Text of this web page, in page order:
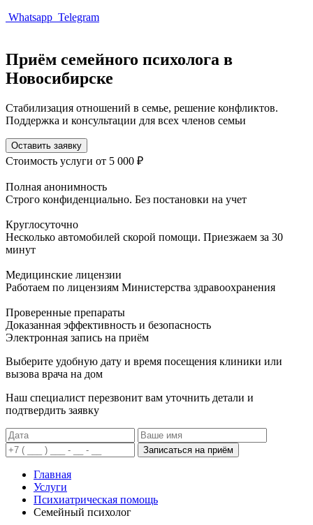
Whatsapp Telegram
Приём семейного психолога в
Новосибирске
Стабилизация отношений в семье, решение конфликтов.
Поддержка и консультации для всех членов семьи
Оставить заявку
Стоимость услуги от 5 000 ₽
Полная анонимность
Строго конфиденциально. Без постановки на учет
Круглосуточно
Несколько автомобилей скорой помощи. Приезжаем за 30
минут
Медицинские лицензии
Работаем по лицензиям Министерства здравоохранения
Проверенные препараты
Доказанная эффективность и безопасность
Электронная запись на приём
Выберите удобную дату и время посещения клиники или
вызова врача на дом
Наш специалист перезвонит вам уточнить детали и
подтвердить заявку
Записаться на приём
Главная
Услуги
Психиатрическая помощь
Семейный психолог